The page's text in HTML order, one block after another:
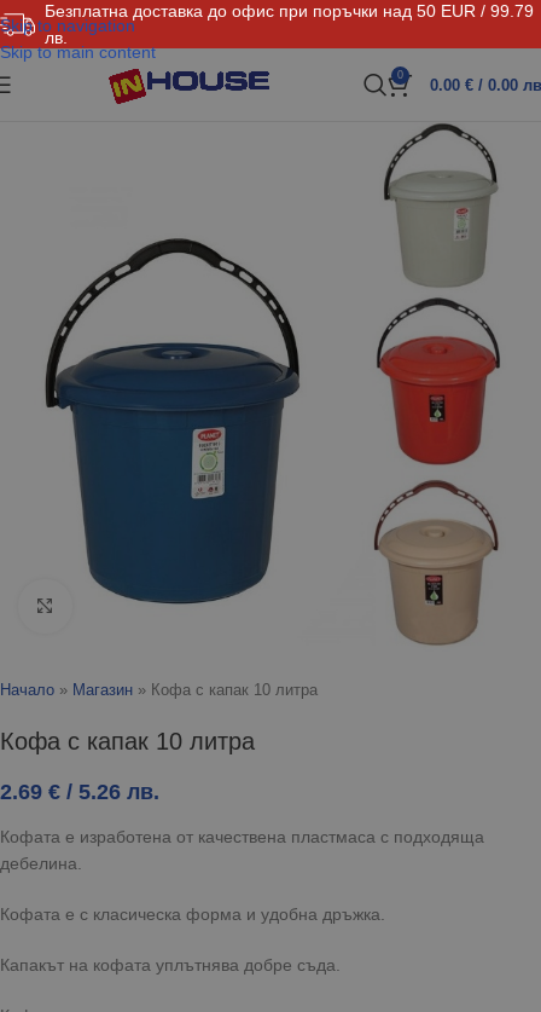
Безплатна доставка до офис при поръчки над 50 EUR / 99.79
лв.
Skip to navigation
Skip to main content
0
0.00 € / 0.00
Click to enlarge
Начало » Магазин » Кофа с капак 10 литра
Кофа с капак 10 литра
2.69 € / 5.26 лв.
Кофата е изработена от качествена пластмаса с подходяща
дебелина.
Кофата е с класическа форма и удобна дръжка.
Капакът на кофата уплътнява добре съда.